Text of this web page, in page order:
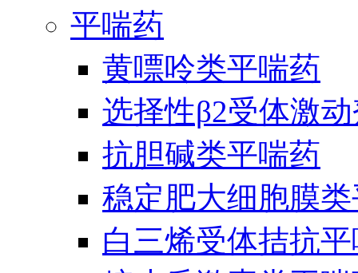
平喘药
黄嘌呤类平喘药
选择性β2受体激
抗胆碱类平喘药
稳定肥大细胞膜
白三烯受体拮抗